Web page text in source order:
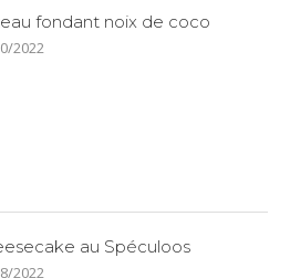
fondant noix de coco
2022
au Spéculoos
2022